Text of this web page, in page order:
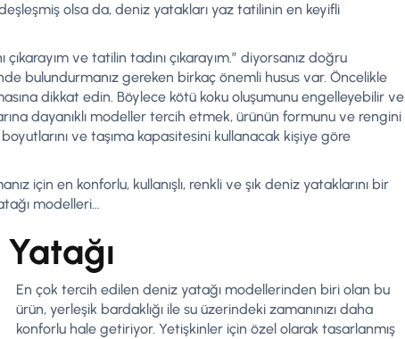
olsa da, deniz yatakları yaz tatilinin en keyifli
ve tatilin tadını çıkarayım.” diyorsanız doğru
bulundurmanız gereken birkaç önemli husus var. Öncelikle
dikkat edin. Böylece kötü koku oluşumunu engelleyebilir ve
dayanıklı modeller tercih etmek, ürünün formunu ve rengini
ve taşıma kapasitesini kullanacak kişiye göre
için en konforlu, kullanışlı, renkli ve şık deniz yataklarını bir
modelleri…
En çok tercih edilen deniz yatağı modellerinden biri olan bu
ürün, yerleşik bardaklığı ile su üzerindeki zamanınızı daha
konforlu hale getiriyor. Yetişkinler için özel olarak tasarlanmış